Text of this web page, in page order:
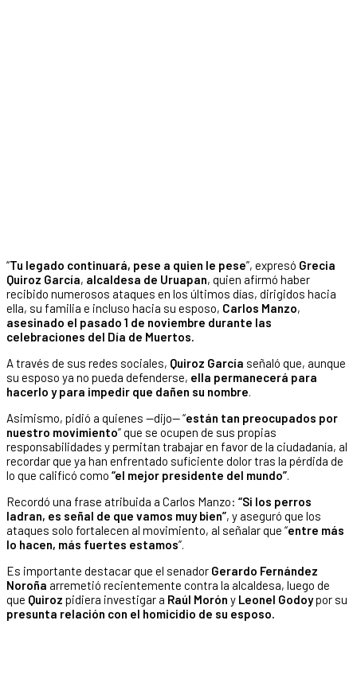
“Tu legado continuará, pese a quien le pese”, expresó Grecia
Quiroz García, alcaldesa de Uruapan, quien afirmó haber
recibido numerosos ataques en los últimos días, dirigidos hacia
ella, su familia e incluso hacia su esposo, Carlos Manzo,
asesinado el pasado 1 de noviembre durante las
celebraciones del Día de Muertos.
A través de sus redes sociales, Quiroz García señaló que, aunque
su esposo ya no pueda defenderse, ella permanecerá para
hacerlo y para impedir que dañen su nombre.
Asimismo, pidió a quienes —dijo— “están tan preocupados por
nuestro movimiento” que se ocupen de sus propias
responsabilidades y permitan trabajar en favor de la ciudadanía, al
recordar que ya han enfrentado suficiente dolor tras la pérdida de
lo que calificó como “el mejor presidente del mundo”.
Recordó una frase atribuida a Carlos Manzo: “Si los perros
ladran, es señal de que vamos muy bien”, y aseguró que los
ataques solo fortalecen al movimiento, al señalar que “entre más
lo hacen, más fuertes estamos”.
Es importante destacar que el senador Gerardo Fernández
Noroña arremetió recientemente contra la alcaldesa, luego de
que Quiroz pidiera investigar a Raúl Morón y Leonel Godoypor su
presunta relación con el homicidio de su esposo.